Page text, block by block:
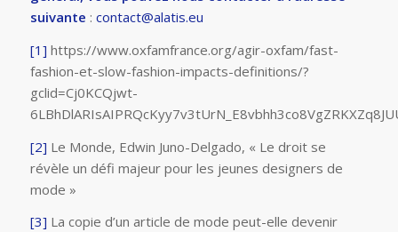
suivante : contact@alatis.eu
[1] https://www.oxfamfrance.org/agir-oxfam/fast-
fashion-et-slow-fashion-impacts-definitions/?
gclid=Cj0KCQjwt-
[2] Le Monde, Edwin Juno-Delgado, « Le droit se
révèle un défi majeur pour les jeunes designers de
mode »
[3] La copie d’un article de mode peut-elle devenir